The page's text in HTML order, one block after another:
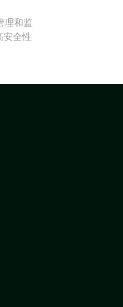
理和监
安全性